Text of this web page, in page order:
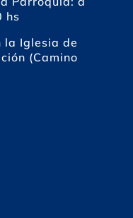
hs
la Iglesia de
(Camino